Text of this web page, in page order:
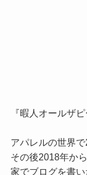
『暇人オールザ
アパレルの世界
その後2018年か
家でブログを書い